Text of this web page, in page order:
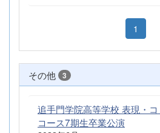
1
その他 3
追手門学院高等学校 表現・
コース7期生卒業公演